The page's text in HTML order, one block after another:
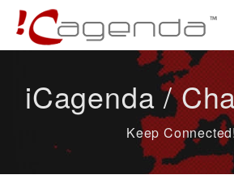
News
iCagenda /
Keep